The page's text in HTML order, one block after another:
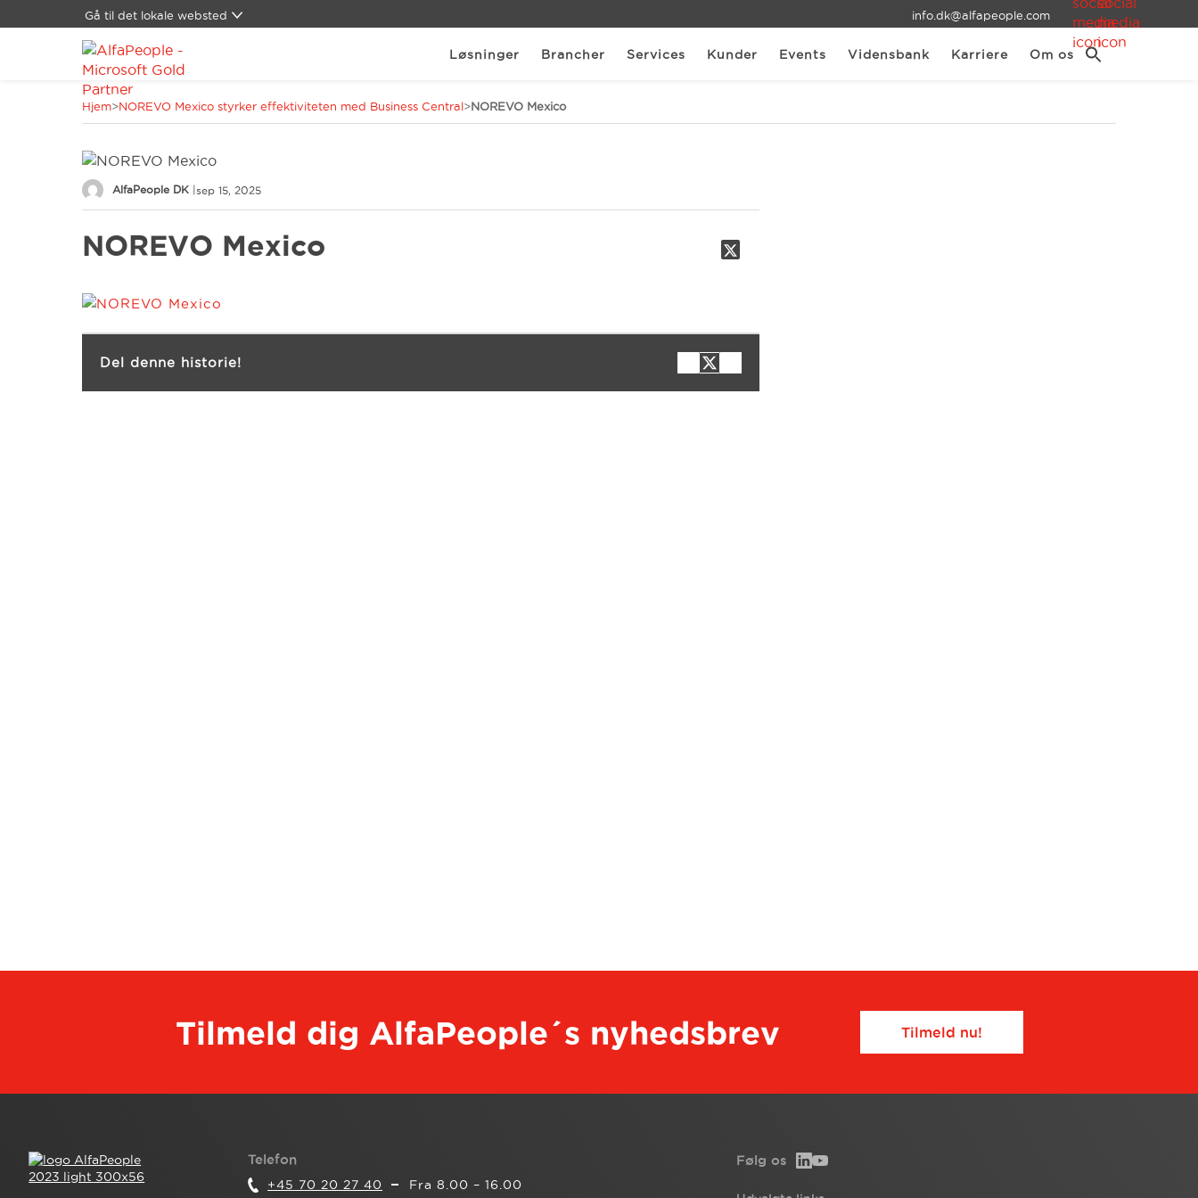
Gå til det lokale websted
Global
Brasilien
Canada
Kina
Mellemøsten
Spanien
USA
info.dk@alfapeople.com
Løsninger Brancher Services Kunder Events Vidensbank Karriere Om os
Hjem>NOREVO Mexico styrker effektiviteten med Business Central>NOREVO Mexico
AlfaPeople DK |sep 15, 2025
NOREVO Mexico
Del denne historie!
Tilmeld dig AlfaPeople´s nyhedsbrev Tilmeld nu!​
Telefon
+45 70 20 27 40 Fra 8.00 – 16.00
Følg os